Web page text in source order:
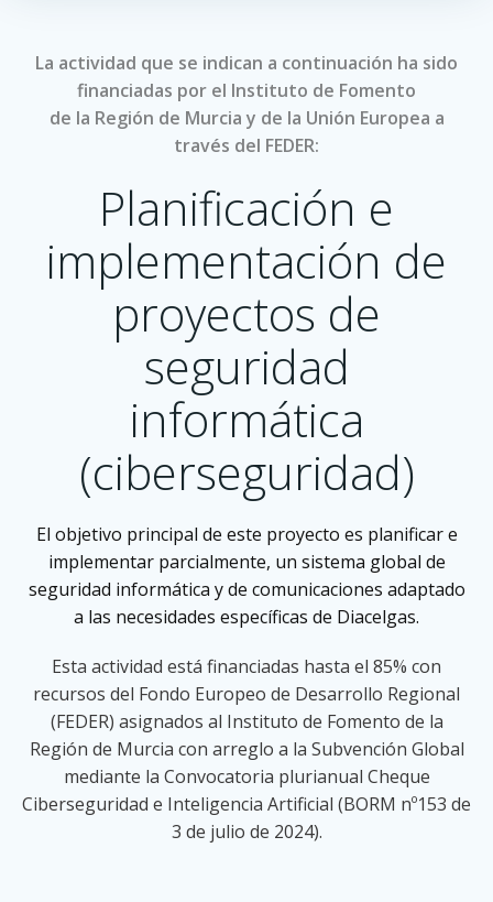
La actividad que se indican a continuación ha sido
financiadas por el Instituto de Fomento
de la Región de Murcia y de la Unión Europea a
través del FEDER:
Planificación e
implementación de
proyectos de
seguridad
informática
(ciberseguridad)
El objetivo principal de este proyecto es planificar e
implementar parcialmente, un sistema global de
seguridad informática y de comunicaciones adaptado
a las necesidades específicas de Diacelgas.
Esta actividad está financiadas hasta el 85% con
recursos del Fondo Europeo de Desarrollo Regional
(FEDER) asignados al Instituto de Fomento de la
Región de Murcia con arreglo a la Subvención Global
mediante la Convocatoria plurianual Cheque
Ciberseguridad e Inteligencia Artificial (BORM nº153 de
3 de julio de 2024).